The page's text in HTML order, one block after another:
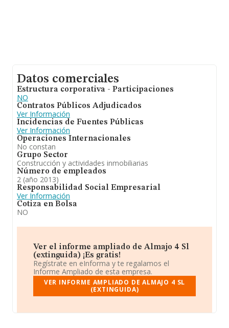
Datos comerciales
Estructura corporativa - Participaciones
NO
Contratos Públicos Adjudicados
Ver Información
Incidencias de Fuentes Públicas
Ver Información
Operaciones Internacionales
No constan
Grupo Sector
Construcción y actividades inmobiliarias
Número de empleados
2 (año 2013)
Responsabilidad Social Empresarial
Ver Información
Cotiza en Bolsa
NO
Ver el informe ampliado de Almajo 4 Sl
(extinguida) ¡Es gratis!
Regístrate en eInforma y te regalamos el
Informe Ampliado de esta empresa.
VER INFORME AMPLIADO DE ALMAJO 4 SL
(EXTINGUIDA)